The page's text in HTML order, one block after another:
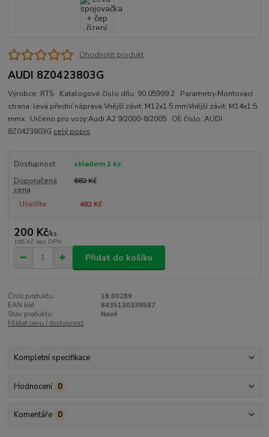
Ohodnotit produkt
AUDI 8Z0423803G
Výrobce: RTS Katalogové číslo dílu: 90.05999.2 Parametry:Montovací
strana: levá přední náprava Vnější závit: M12x1.5 mmVnější závit: M14x1.5
mmx Určeno pro vozy:Audi A2 9/2000-8/2005 OE číslo: AUDI
8Z0423803G celý popis
Dostupnost
skladem 1 ks
Doporučená
cena
682 Kč
Ušetříte 482 Kč
200 Kč/ks
165 Kč bez DPH
Přidat do košíku
Číslo produktu:
18.00289
EAN kód:
8435130338587
Stav produktu:
Nové
Hlídat cenu / dostupnost
Kompletní specifikace
Hodnocení 0
Komentáře 0